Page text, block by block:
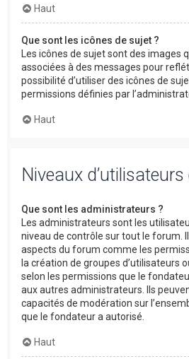
Haut
Que sont les icônes de sujet ?
Les icônes de sujet sont des images
associées à des messages pour
possibilité d’utiliser des icônes de
permissions définies par
Haut
Niveaux
Que sont les administrateurs ?
Les administrateurs sont les
niveau de contrôle sur tout le forum.
aspects du forum comme les
la création de groupes d’utilisateurs
selon les permissions que le
aux autres administrateurs. Ils
capacités de modération sur
que le fondateur a autorisé.
Haut